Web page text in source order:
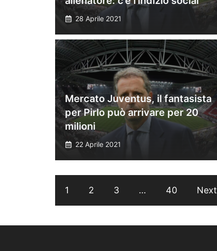
28 Aprile 2021
Mercato Juventus, il fantasista
per Pirlo può arrivare per 20
milioni
22 Aprile 2021
1 2 3 … 40 Next